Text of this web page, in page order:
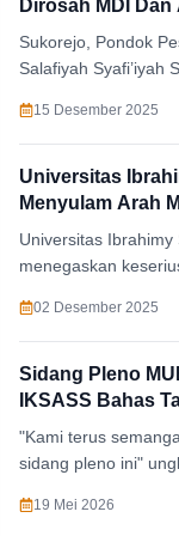
Dirosah MDI
Di Pesantren
Sukorejo, Pondok
Salafiyah Syafi’iyah
I’dadiyah Salafiyah
dan Amtsilatuna.
15 Desember 2025
Universitas
Menyulam Arah
Class University
Universitas Ibrahimy
menegaskan
menggelar workshop
“Strategi
Tinggi Pesantren
dan World Class
Syafi’iyah Sukorejo,
Selasa (22/11).
02 Desember 2025
Sidang Pleno
IKSASS Bahas
Hingga
"Kami terus
sidang pleno ini"
19 Mei 2026